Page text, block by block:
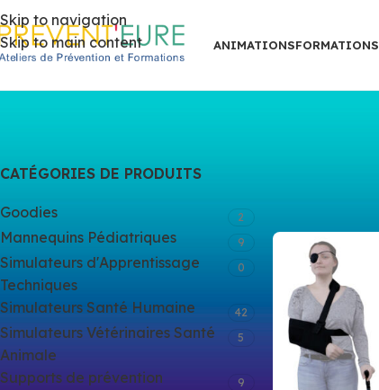
Skip to navigation
Skip to main content
ANIMATIONSFORMATIONS
CATÉGORIES DE PRODUITS
Goodies 2
Mannequins Pédiatriques 9
Simulateurs d'Apprentissage
Techniques
0
Simulateurs Santé Humaine 42
Simulateurs Vétérinaires Santé
Animale
5
Supports de prévention 9